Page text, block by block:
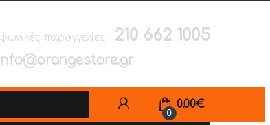
παραγγελίες 210 662 1005
0
0.00€